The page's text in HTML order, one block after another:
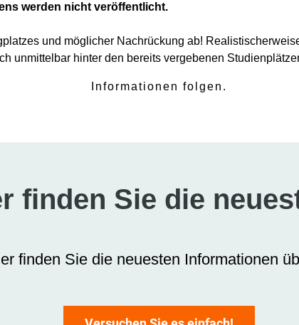
werden nicht veröffentlicht.
und möglicher Nachrückung ab!
unmittelbar hinter den bereits vergebenen
Informationen folgen.
finden Sie die
finden Sie die neuesten Informationen